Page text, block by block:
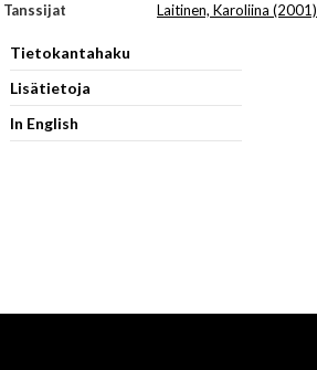
Tanssijat
Laitinen, Karoliina (2001)
Tietokantahaku
Lisätietoja
In English